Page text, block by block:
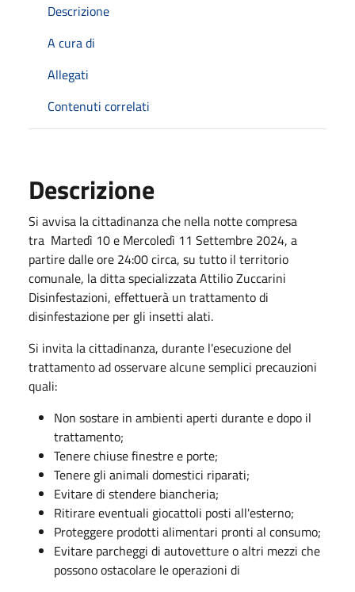
Descrizione
A cura di
Allegati
Contenuti correlati
Descrizione
Si avvisa la cittadinanza che nella notte compresa
tra Martedì 10 e Mercoledì 11 Settembre 2024, a
partire dalle ore 24:00 circa, su tutto il territorio
comunale, la ditta specializzata Attilio Zuccarini
Disinfestazioni, effettuerà un trattamento di
disinfestazione per gli insetti alati.
Si invita la cittadinanza, durante l'esecuzione del
trattamento ad osservare alcune semplici precauzioni
quali:
Non sostare in ambienti aperti durante e dopo il
trattamento;
Tenere chiuse finestre e porte;
Tenere gli animali domestici riparati;
Evitare di stendere biancheria;
Ritirare eventuali giocattoli posti all'esterno;
Proteggere prodotti alimentari pronti al consumo;
Evitare parcheggi di autovetture o altri mezzi che
possono ostacolare le operazioni di